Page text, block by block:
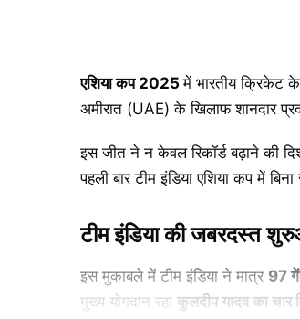
एशिया कप 2025में भारतीय क्रिकेट
अमीरात (UAE) के खिलाफ शानदार
इस जीत ने न केवल रिकॉर्ड बढ़ाने की
पहली बार टीम इंडिया एशिया कप में
टीम इंडिया की जबरदस्त
इस मुकाबले में टीम इंडिया ने मात्र 97
मुख्य योगदान रहा कुलदीप यादव का चार